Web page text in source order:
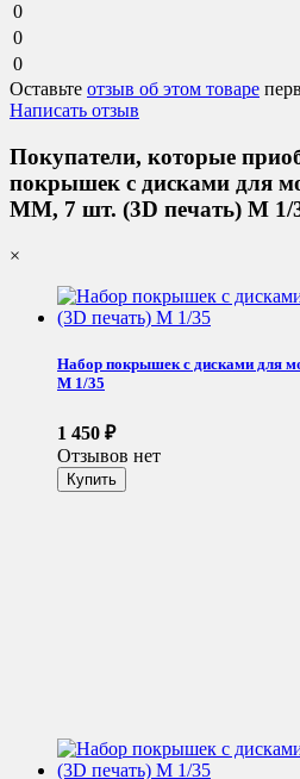
0
0
0
Оставьте отзыв об этом товаре
Написать отзыв
Покупатели, которые
покрышек с дисками для
ММ, 7 шт. (3D печать) М 1/
×
Набор покрышек с дисками для
М 1/35
1 450 ₽
Отзывов нет